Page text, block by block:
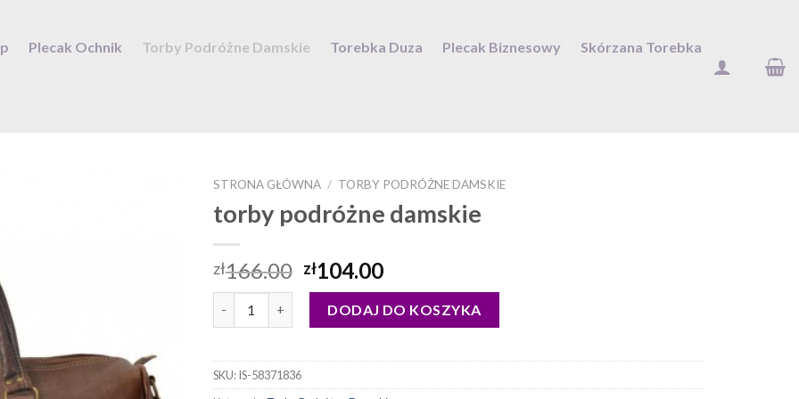
Plecak Ochnik Torby Podróżne Damskie Torebka Duza Plecak Biznesowy Skórzana Torebka
STRONA GŁÓWNA / TORBY PODRÓŻNE DAMSKIE
torby podróżne damskie
zł166.00 zł104.00
DODAJ DO KOSZYKA
SKU:IS-58371836